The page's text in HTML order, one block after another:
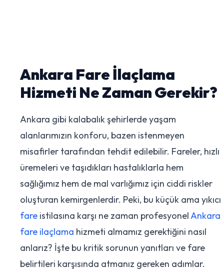
Ankara Fare İlaçlama
Hizmeti Ne Zaman Gerekir?
Ankara gibi kalabalık şehirlerde yaşam
alanlarımızın konforu, bazen istenmeyen
misafirler tarafından tehdit edilebilir. Fareler, hızlı
üremeleri ve taşıdıkları hastalıklarla hem
sağlığımız hem de mal varlığımız için ciddi riskler
oluşturan kemirgenlerdir. Peki, bu küçük ama yıkıcı
fare istilasına karşı ne zaman profesyonelAnkara
fare ilaçlama hizmeti almamız gerektiğini nasıl
anlarız? İşte bu kritik sorunun yanıtları ve fare
belirtileri karşısında atmanız gereken adımlar.